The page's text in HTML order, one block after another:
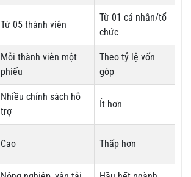
Từ 05 thành viên
Từ 01 cá nhân/tổ
chức
Mỗi thành viên một
phiếu
Theo tỷ lệ vốn
góp
Nhiều chính sách hỗ
trợ
Ít hơn
Cao Thấp hơn